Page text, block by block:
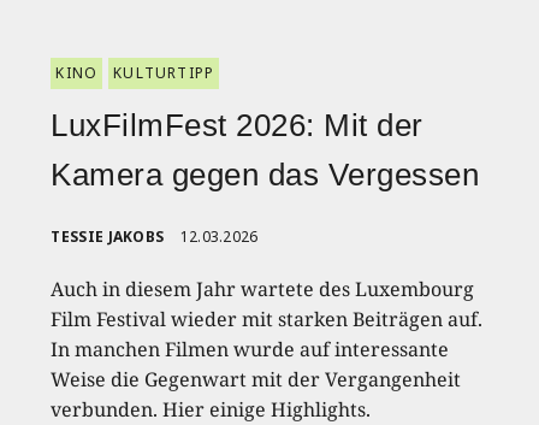
KINO KULTURTIPP
LuxFilmFest 2026: Mit der
Kamera gegen das Vergessen
TESSIE JAKOBS 12.03.2026
Auch in diesem Jahr wartete des Luxembourg
Film Festival wieder mit starken Beiträgen auf.
In manchen Filmen wurde auf interessante
Weise die Gegenwart mit der Vergangenheit
verbunden. Hier einige Highlights.